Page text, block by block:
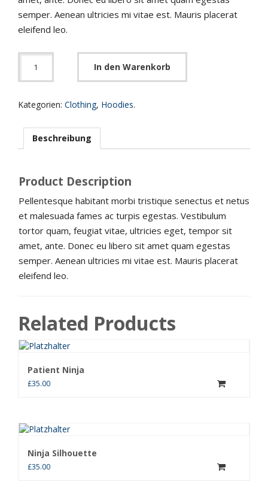
semper. Aenean ultricies mi vitae est. Mauris placerat
eleifend leo.
In den Warenkorb
Kategorien: Clothing, Hoodies.
Beschreibung
Product Description
Pellentesque habitant morbi tristique senectus et netus
et malesuada fames ac turpis egestas. Vestibulum
tortor quam, feugiat vitae, ultricies eget, tempor sit
amet, ante. Donec eu libero sit amet quam egestas
semper. Aenean ultricies mi vitae est. Mauris placerat
eleifend leo.
Related Products
Patient Ninja
£35.00
Ninja Silhouette
£35.00